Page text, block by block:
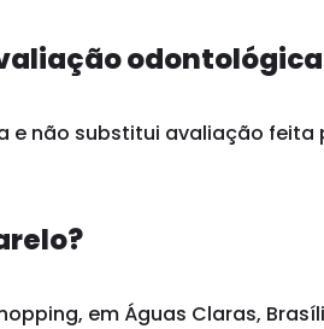
e não substitui avaliação feita
em Águas Claras,